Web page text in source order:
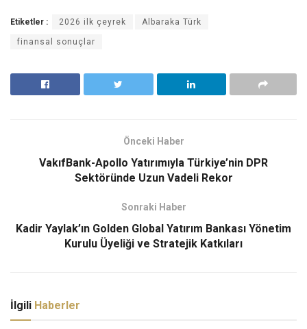
Etiketler : 2026 ilk çeyrek Albaraka Türk
finansal sonuçlar
Önceki Haber
VakıfBank-Apollo Yatırımıyla Türkiye’nin DPR
Sektöründe Uzun Vadeli Rekor
Sonraki Haber
Kadir Yaylak’ın Golden Global Yatırım Bankası Yönetim
Kurulu Üyeliği ve Stratejik Katkıları
İlgili Haberler